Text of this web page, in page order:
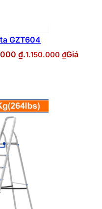
GZT604
₫.1.150.000 ₫Giá